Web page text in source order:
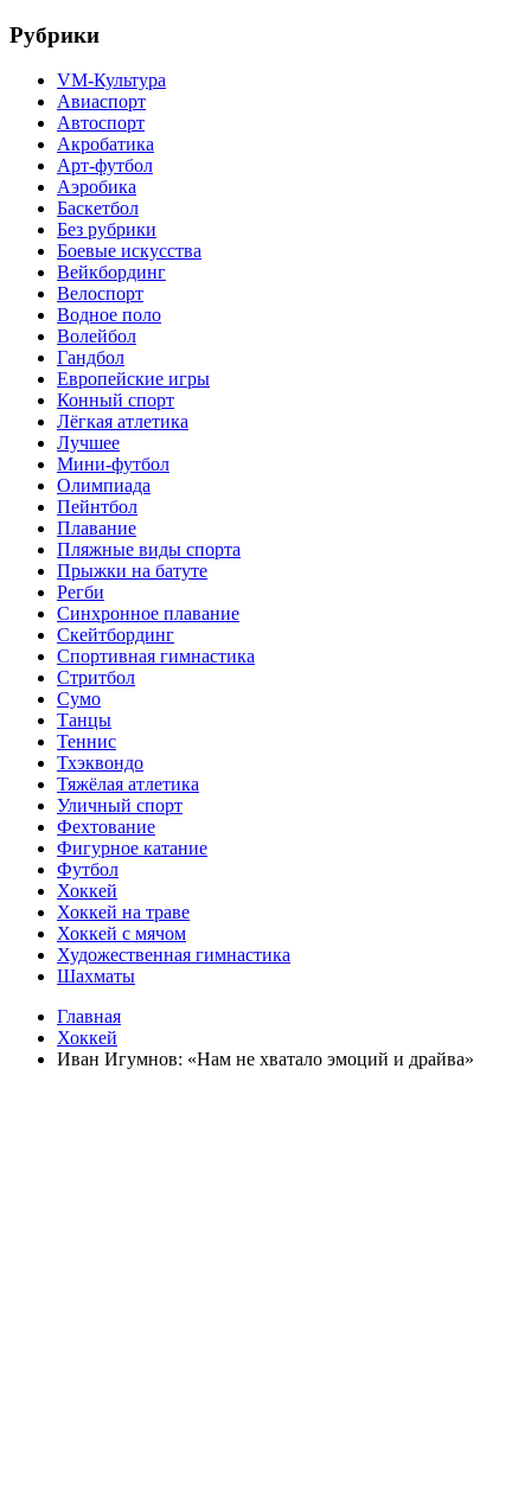
Рубрики
VM-Культура
Авиаспорт
Автоспорт
Акробатика
Арт-футбол
Аэробика
Баскетбол
Без рубрики
Боевые искусства
Вейкбординг
Велоспорт
Водное поло
Волейбол
Гандбол
Европейские игры
Конный спорт
Лёгкая атлетика
Лучшее
Мини-футбол
Олимпиада
Пейнтбол
Плавание
Пляжные виды спорта
Прыжки на батуте
Регби
Синхронное плавание
Скейтбординг
Спортивная гимнастика
Стритбол
Сумо
Танцы
Теннис
Тхэквондо
Тяжёлая атлетика
Уличный спорт
Фехтование
Фигурное катание
Футбол
Хоккей
Хоккей на траве
Хоккей с мячом
Художественная гимнастика
Шахматы
Главная
Хоккей
Иван Игумнов: «Нам не хватало эмоций и драйва»